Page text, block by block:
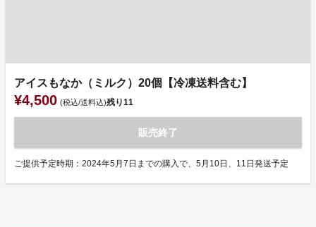
アイスもなか（ミルク）20個【冷凍送料含む】
¥4,500 (税込/送料込)残り11
販売終了
ご提供予定時期：2024年5月7日までの購入で、5月10日、11日発送予定